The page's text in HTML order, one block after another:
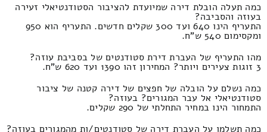
כמה תעלה הובלת דירה שמיועדת להציבור הסטודנטיאלי זעירה
בעוזה והסביבה?
התעריף הינו 640 ועד 300 שקלים חדשים. התעריף הוא 950
ומקסימום 540 ש"ח.
מהו התעריף של העברת דירת סטודנטים של בסביבת עוזה?
3 זוגות צעירים ויותר? המחירון זהו 1390 ועד 620 ש"ח.
כמה נשלם על הובלה של חפצים של דירה קטנה של ציבור
סטודנטיאלי אל עבר המגורים? בעוזה?
התמחור הינו במחיר התחלתי של 290 שקלים.
כמה תשלמו על העברת דירה של סטודנטים/ות מהמגורים בעוזה?